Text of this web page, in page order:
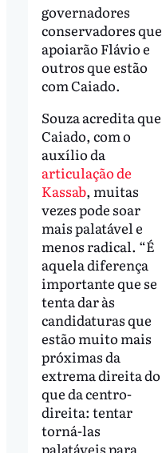
governadores
conservadores que
apoiarão Flávio e
outros que estão
com Caiado.
Souza acredita que
Caiado, com o
auxílio da
articulação de
Kassab, muitas
vezes pode soar
mais palatável e
menos radical. “É
aquela diferença
importante que se
tenta dar às
candidaturas que
estão muito mais
próximas da
extrema direita do
que da centro-
direita: tentar
torná-las
palatáveis para